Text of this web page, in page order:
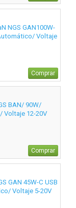
NGS GAN100W-
Voltaje
Comprar
BAN/ 90W/
Voltaje 12-20V
Comprar
GAN 45W-C USB
Voltaje 5-20V